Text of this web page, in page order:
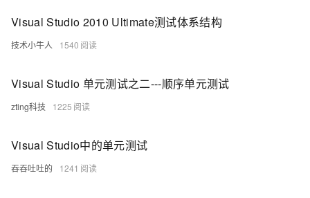
Visual Studio 2010 Ultimate测试体系结构
技术小牛人 1540
Visual Studio 单元测试之二---顺序单元测试
zting科技 1225
Visual Studio中的单元测试
吞吞吐吐的 1241